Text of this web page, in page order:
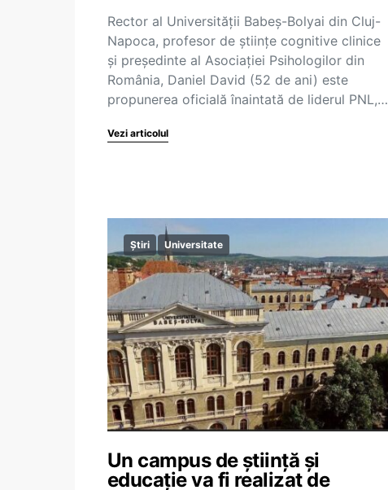
Rector al Universității Babeș-Bolyai din Cluj-
Napoca, profesor de științe cognitive clinice
și președinte al Asociației Psihologilor din
România, Daniel David (52 de ani) este
propunerea oficială înaintată de liderul PNL,…
Vezi articolul
Știri Universitate
Un campus de știință și
educație va fi realizat de